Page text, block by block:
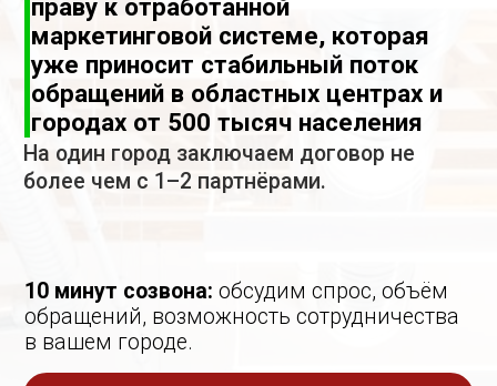
10 минут созвона: обсудим спрос, объём
обращений, возможность сотрудничества
в вашем городе.
На один город заключаем договор не
более чем с 1–2 партнёрами.